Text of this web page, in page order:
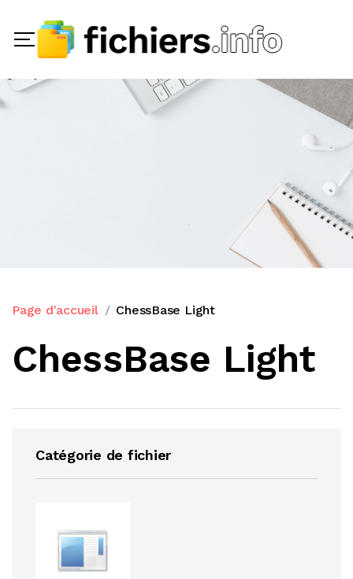
Page d'accueil ChessBase Light
ChessBase Light
Catégorie de fichier